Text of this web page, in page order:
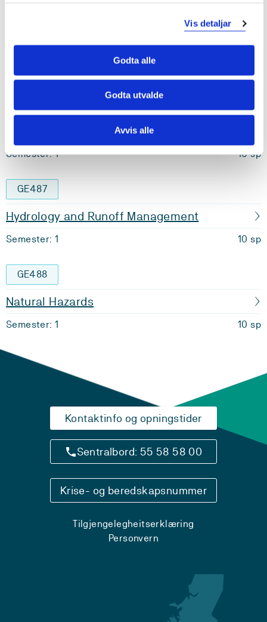
Vis detaljar
Godta alle
Godta utvalde
Avvis alle
Semester: 1 10 sp
GE487
Hydrology and Runoff Management
Semester: 1 10 sp
GE488
Natural Hazards
Semester: 1 10 sp
Kontaktinfo og opningstider
Sentralbord: 55 58 58 00
Krise- og beredskapsnummer
Tilgjengelegheitserklæring
Personvern